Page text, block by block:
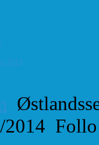
2013
2014